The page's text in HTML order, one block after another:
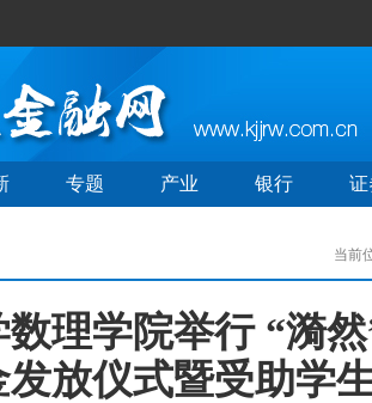
专题 产业 银行 证
当前
理学院举行 “漪
放仪式暨受助学